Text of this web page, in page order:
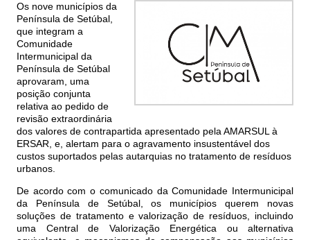
Os nove municípios da
Península de Setúbal,
que integram a
Comunidade
Intermunicipal da
Península de Setúbal
aprovaram, uma
posição conjunta
relativa ao pedido de
revisão extraordinária
dos valores de contrapartida apresentado pela AMARSUL à
ERSAR, e, alertam para o agravamento insustentável dos
custos suportados pelas autarquias no tratamento de resíduos
urbanos.
De acordo com o comunicado da Comunidade Intermunicipal
da Península de Setúbal, os municípios querem novas
soluções de tratamento e valorização de resíduos, incluindo
uma Central de Valorização Energética ou alternativa